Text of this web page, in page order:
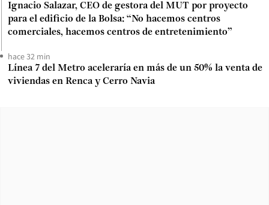
Ignacio Salazar, CEO de gestora del MUT por proyecto
para el edificio de la Bolsa: “No hacemos centros
comerciales, hacemos centros de entretenimiento”
hace 32 min
Línea 7 del Metro aceleraría en más de un 50% la venta de
viviendas en Renca y Cerro Navia